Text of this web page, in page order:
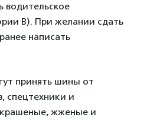
водительское
B). При желании сдать
написать
принять шины от
спецтехники и
жженые и